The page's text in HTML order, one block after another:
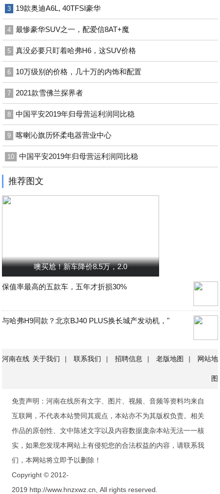
3 19款奥迪A6L, 40TFSI豪华
4 最惨豪华SUV之一，配爱信8AT+魔
5 真没必要只盯着哈弗H6，这SUV价格
6 10万级别的价格，几十万的内饰和配置
7 2021款雪佛兰探界者
8 中国平安2019年归母营运利润同比稳
9 喀喇沁旗历怀柔电器营业中心
10 中国平安2019年归母营运利润同比稳
推荐图文
噢买尬！新车降价8.5万，2.0
保值率最高的五款车，五年才折损30%
与哈弗H9同款？北京BJ40 PLUS换长城产发动机，"
河南在线 关于我们 | 联系我们 | 招聘信息 | 老版地图 | 网站地
图
免责声明：河南在线所有文字、图片、视频、音频等资料均来自
互联网，不代表本站赞同其观点，本站亦不为其版权负责。相关
作品的原创性、文中陈述文字以及内容数据庞杂本站无法一一核
实，如果您发现本网站上有侵犯您的合法权益的内容，请联系我
们，本网站将立即予以删除！
Copyright © 2012-
2019 http://www.hnzxwz.cn, All rights reserved.